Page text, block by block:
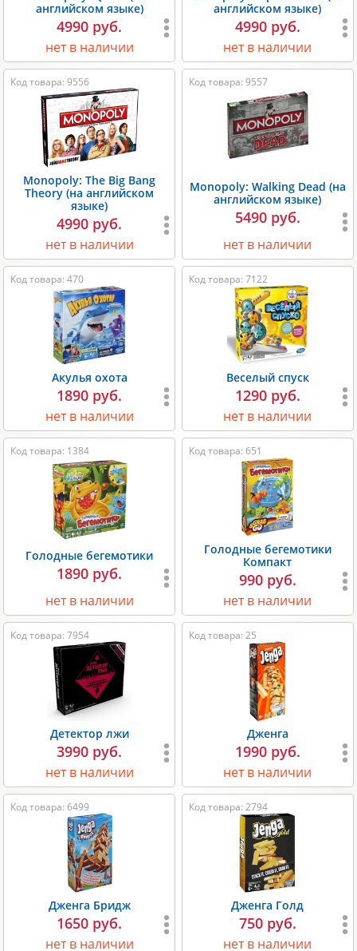
английском языке)
4990 руб.
нет в наличии
английском языке)
4990 руб.
нет в наличии
Код товара: 9556
Monopoly: The Big Bang
Theory (на английском
языке)
4990 руб.
нет в наличии
Код товара: 9557
Monopoly: Walking Dead (на
английском языке)
5490 руб.
нет в наличии
Код товара: 470
Акулья охота
1890 руб.
нет в наличии
Код товара: 7122
Веселый спуск
1290 руб.
нет в наличии
Код товара: 1384
Голодные бегемотики
1890 руб.
нет в наличии
Код товара: 651
Голодные бегемотики
Компакт
990 руб.
нет в наличии
Код товара: 7954
Детектор лжи
3990 руб.
нет в наличии
Код товара: 25
Дженга
1990 руб.
нет в наличии
Код товара: 6499
Дженга Бридж
1650 руб.
нет в наличии
Код товара: 2794
Дженга Голд
750 руб.
нет в наличии